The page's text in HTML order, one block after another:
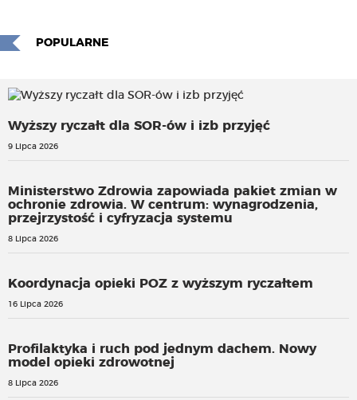
POPULARNE
Wyższy ryczałt dla SOR-ów i izb przyjęć
9 Lipca 2026
Ministerstwo Zdrowia zapowiada pakiet zmian w
ochronie zdrowia. W centrum: wynagrodzenia,
przejrzystość i cyfryzacja systemu
8 Lipca 2026
Koordynacja opieki POZ z wyższym ryczałtem
16 Lipca 2026
Profilaktyka i ruch pod jednym dachem. Nowy
model opieki zdrowotnej
8 Lipca 2026